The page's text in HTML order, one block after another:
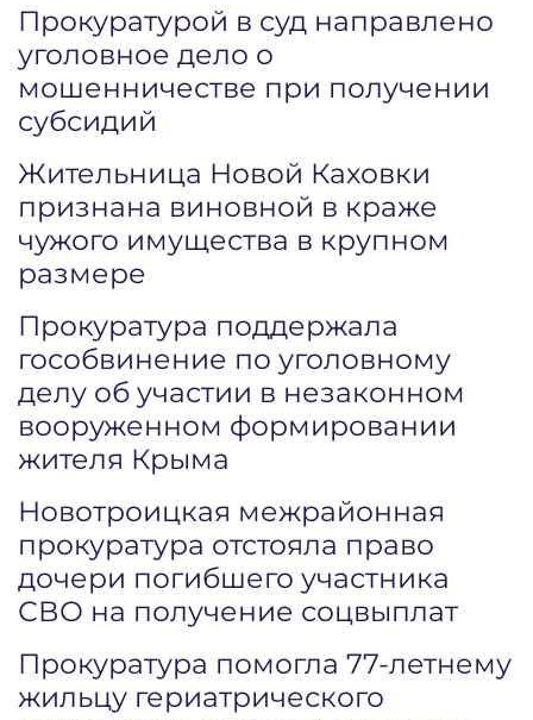
Прокуратурой в суд направлено
уголовное дело о
мошенничестве при получении
субсидий
Жительница Новой Каховки
признана виновной в краже
чужого имущества в крупном
размере
Прокуратура поддержала
гособвинение по уголовному
делу об участии в незаконном
вооруженном формировании
жителя Крыма
Новотроицкая межрайонная
прокуратура отстояла право
дочери погибшего участника
СВО на получение соцвыплат
Прокуратура помогла 77-летнему
жильцу гериатрического